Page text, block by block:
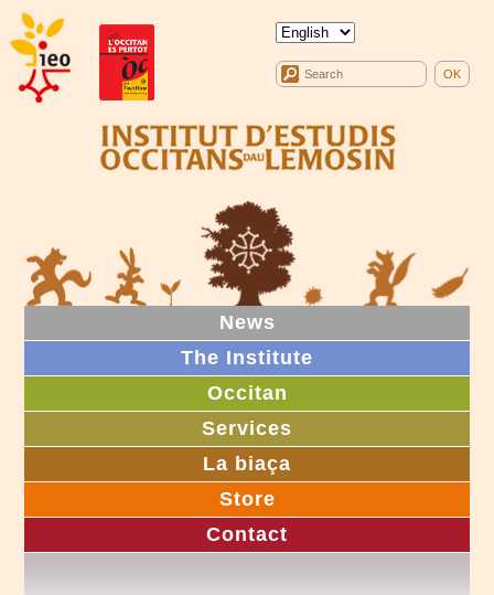
News
The Institute
Occitan
Services
La biaça
Store
Contact